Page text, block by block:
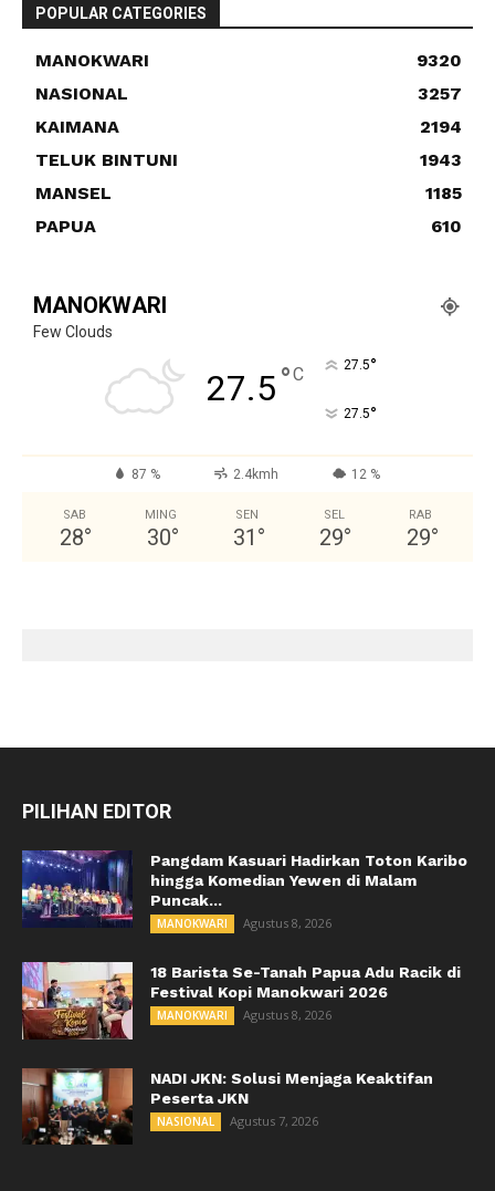
POPULAR CATEGORIES
MANOKWARI
9320
NASIONAL
3257
KAIMANA
2194
TELUK BINTUNI
1943
MANSEL
1185
PAPUA
610
MANOKWARI
Few Clouds
27.5°C 27.5°
27.5°
87 % 2.4kmh 12 %
SAB
28°
MING
30°
SEN
31 °
SEL
29°
RAB
29°
PILIHAN EDITOR
Pangdam Kasuari Hadirkan Toton Karibo
hingga Komedian Yewen di Malam
Puncak...
MANOKWARI Agustus 8, 2026
18 Barista Se-Tanah Papua Adu Racik di
Festival Kopi Manokwari 2026
MANOKWARI Agustus 8, 2026
NADI JKN: Solusi Menjaga Keaktifan
Peserta JKN
NASIONAL Agustus 7, 2026